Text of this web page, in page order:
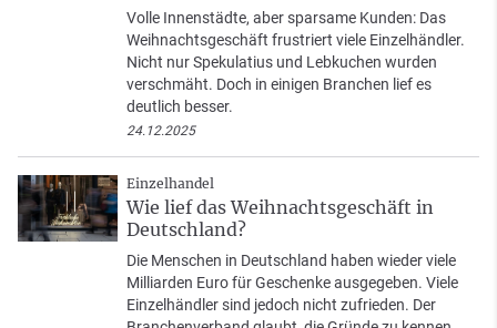
Volle Innenstädte, aber sparsame Kunden: Das
Weihnachtsgeschäft frustriert viele Einzelhändler.
Nicht nur Spekulatius und Lebkuchen wurden
verschmäht. Doch in einigen Branchen lief es
deutlich besser.
24.12.2025
Einzelhandel
Wie lief das Weihnachtsgeschäft in
Deutschland?
Die Menschen in Deutschland haben wieder viele
Milliarden Euro für Geschenke ausgegeben. Viele
Einzelhändler sind jedoch nicht zufrieden. Der